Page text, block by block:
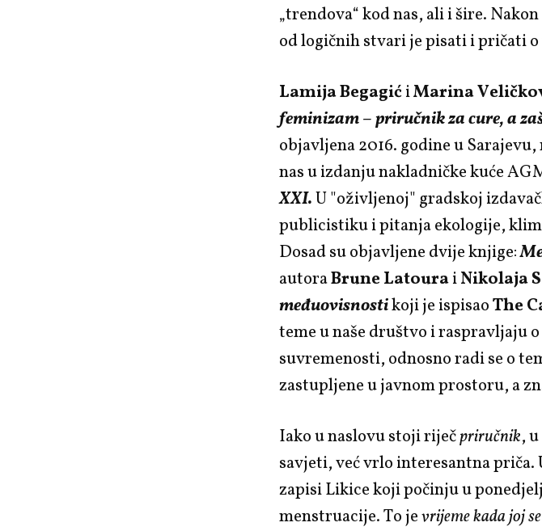
„trendova“ kod nas, ali i šire.
od logičnih stvari je pisati i pričati
Lamija BegagićiMarina
feminizam – priručnik za cure, a
objavljena 2016. godine u
nas u izdanju nakladničke kuće
XXI.U "oživljenoj" gradskoj
publicistiku i pitanja ekologije,
Dosad su objavljene dvije knjige:
autoraBrune LatouraiNikolaja
međuovisnostikoji je ispisaoThe
teme u naše društvo i raspravljaju
suvremenosti, odnosno radi se o
zastupljene u javnom prostoru, a
Iako u naslovu stoji riječpriručnik,
savjeti, već vrlo interesantna
zapisi Likice koji počinju u
menstruacije. To jevrijeme kada joj